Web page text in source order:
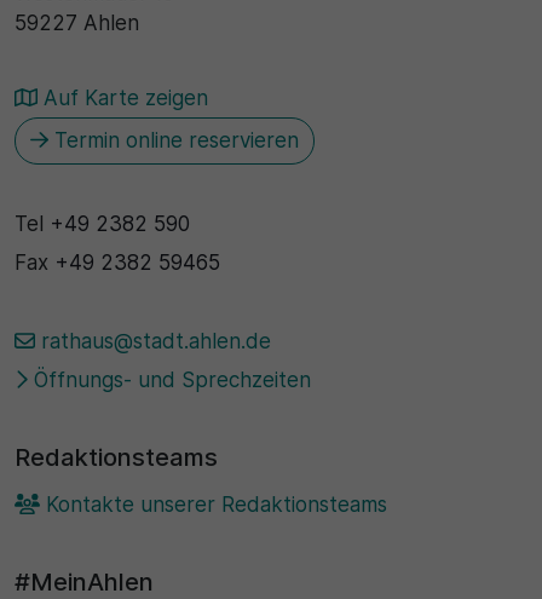
59227 Ahlen
Auf Karte zeigen
Termin online reservieren
Tel +49 2382 590
Fax +49 2382 59465
rathaus@stadt.ahlen.de
Öffnungs- und Sprechzeiten
Redaktionsteams
Kontakte unserer Redaktionsteams
#MeinAhlen
Zweck
Wird für statistische Zwecke verwendet, um